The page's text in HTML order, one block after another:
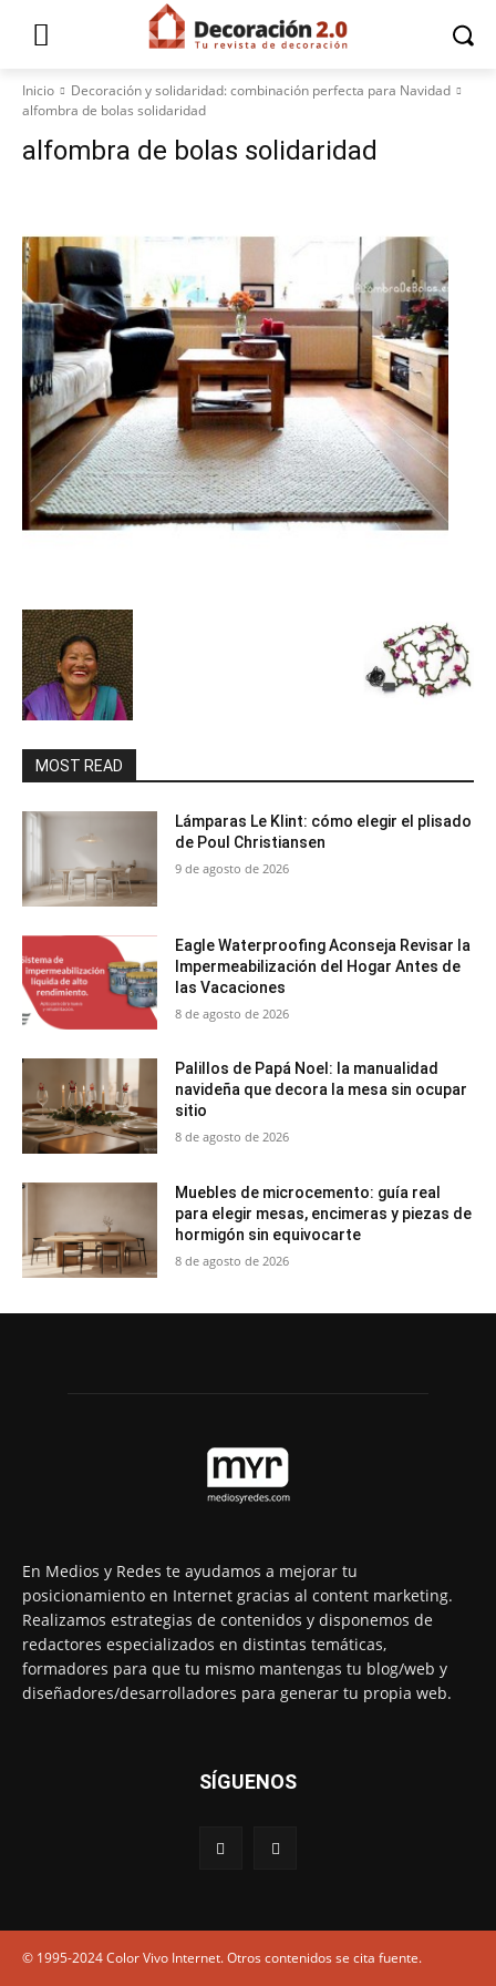
Inicio
Decoración y solidaridad: combinación perfecta para Navidad
alfombra de bolas solidaridad
alfombra de bolas solidaridad
MOST READ
Lámparas Le Klint: cómo elegir el plisado
de Poul Christiansen
9 de agosto de 2026
Eagle Waterproofing Aconseja Revisar la
Impermeabilización del Hogar Antes de
las Vacaciones
8 de agosto de 2026
Palillos de Papá Noel: la manualidad
navideña que decora la mesa sin ocupar
sitio
8 de agosto de 2026
Muebles de microcemento: guía real
para elegir mesas, encimeras y piezas de
hormigón sin equivocarte
8 de agosto de 2026
En Medios y Redes te ayudamos a mejorar tu
posicionamiento en Internet gracias al content marketing.
Realizamos estrategias de contenidos y disponemos de
redactores especializados en distintas temáticas,
formadores para que tu mismo mantengas tu blog/web y
diseñadores/desarrolladores para generar tu propia web.
SÍGUENOS
© 1995-2024 Color Vivo Internet. Otros contenidos se cita fuente.